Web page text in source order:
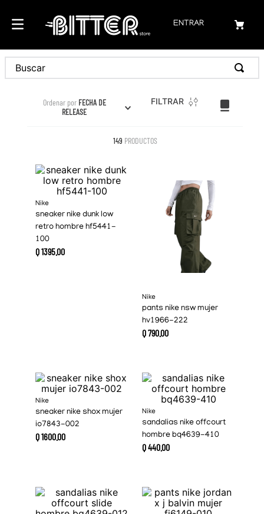
ENTRAR
Buscar
Ordenar por FECHA DE
RELEASE
FILTRAR
149 PRODUCTOS
Nike
sneaker nike dunk low
retro hombre hf5441-
100
Q1395.00
Nike
pants nike nsw mujer
hv1966-222
Q790.00
Nike
sneaker nike shox mujer
io7843-002
Q1600.00
Nike
sandalias nike offcourt
hombre bq4639-410
Q440.00